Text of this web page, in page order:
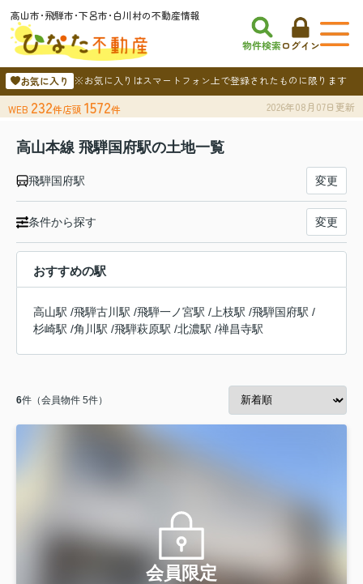
高山市･飛騨市･下呂市･白川村の不動産情報
物件検索ログイン
お気に入り ※お気に入りはスマートフォン上で登録されたものに限ります
WEB 232件店頭 1572件 2026年08月07日更新
高山本線 飛騨国府駅の土地一覧
飛騨国府駅 変更
条件から探す 変更
おすすめの駅
高山駅 /飛騨古川駅 /飛騨一ノ宮駅 /上枝駅 /飛騨国府駅 /
杉崎駅 /角川駅 /飛騨萩原駅 /北濃駅 /禅昌寺駅
6件（会員物件 5件）
会員限定